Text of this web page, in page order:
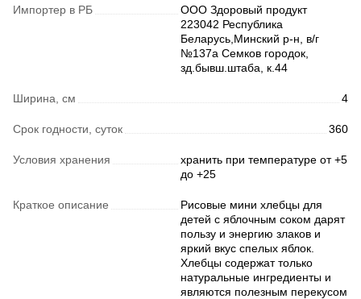
Импортер в РБ
ООО Здоровый продукт
223042 Республика
Беларусь,Минский р-н, в/г
№137а Семков городок,
зд.бывш.штаба, к.44
Ширина, см 4
Срок годности, суток 360
Условия хранения
хранить при температуре от +5
до +25
Краткое описание
Рисовые мини хлебцы для
детей с яблочным соком дарят
пользу и энергию злаков и
яркий вкус спелых яблок.
Хлебцы содержат только
натуральные ингредиенты и
являются полезным перекусом